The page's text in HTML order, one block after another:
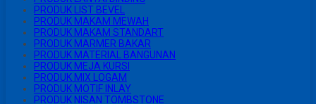
PRODUK LIST BEVEL
PRODUK MAKAM MEWAH
PRODUK MAKAM STANDART
PRODUK MARMER BAKAR
PRODUK MATERIAL BANGUNAN
PRODUK MEJA KURSI
PRODUK MIX LOGAM
PRODUK MOTIF INLAY
PRODUK NISAN TOMBSTONE